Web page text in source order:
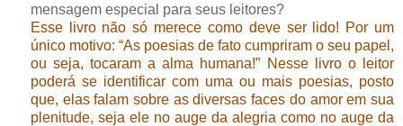
mensagem especial para seus leitores?
Esse livro não só merece como deve ser lido! Por um
único motivo: “As poesias de fato cumpriram o seu papel,
ou seja, tocaram a alma humana!” Nesse livro o leitor
poderá se identificar com uma ou mais poesias, posto
que, elas falam sobre as diversas faces do amor em sua
plenitude, seja ele no auge da alegria como no auge da